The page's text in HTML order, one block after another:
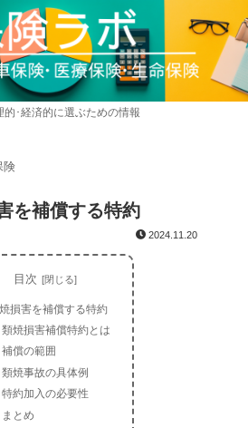
的･経済的に選ぶための情報
険
を補償する特約
2024.11.20
目次
損害を補償する特約
類焼損害補償特約とは
補償の範囲
類焼事故の具体例
特約加入の必要性
まとめ